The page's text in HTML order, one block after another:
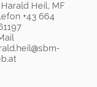
Heil, MF
+43 664